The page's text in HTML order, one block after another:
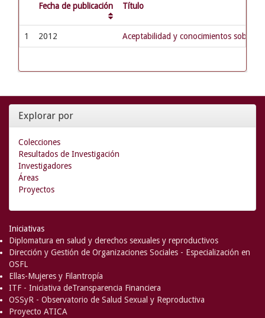
Fecha de publicación Título
1 2012 Aceptabilidad y conocimientos sobre
Explorar por
Colecciones
Resultados de Investigación
Investigadores
Áreas
Proyectos
Iniciativas
Diplomatura en salud y derechos sexuales y reproductivos
Dirección y Gestión de Organizaciones Sociales - Especialización en
OSFL
Ellas-Mujeres y Filantropía
ITF - Iniciativa deTransparencia Financiera
OSSyR - Observatorio de Salud Sexual y Reproductiva
Proyecto ATICA